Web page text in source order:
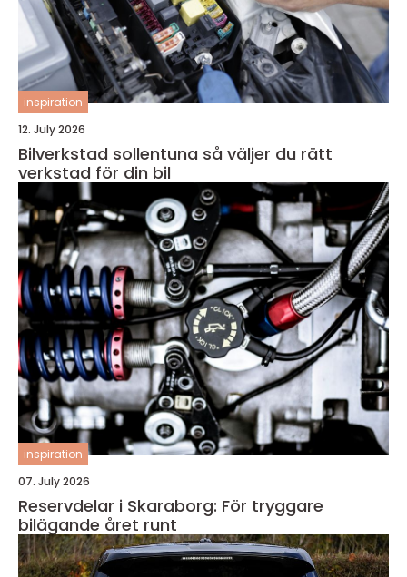
inspiration
12. July 2026
Bilverkstad sollentuna så väljer du rätt
verkstad för din bil
inspiration
07. July 2026
Reservdelar i Skaraborg: För tryggare
bilägande året runt